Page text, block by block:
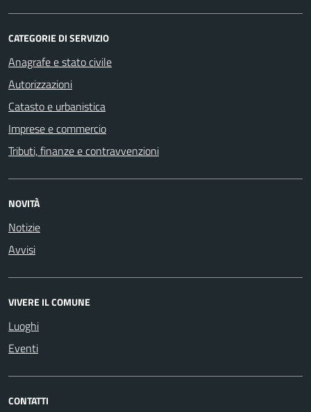
CATEGORIE DI SERVIZIO
Anagrafe e stato civile
Autorizzazioni
Catasto e urbanistica
Imprese e commercio
Tributi, finanze e contravvenzioni
NOVITÀ
Notizie
Avvisi
VIVERE IL COMUNE
Luoghi
Eventi
CONTATTI